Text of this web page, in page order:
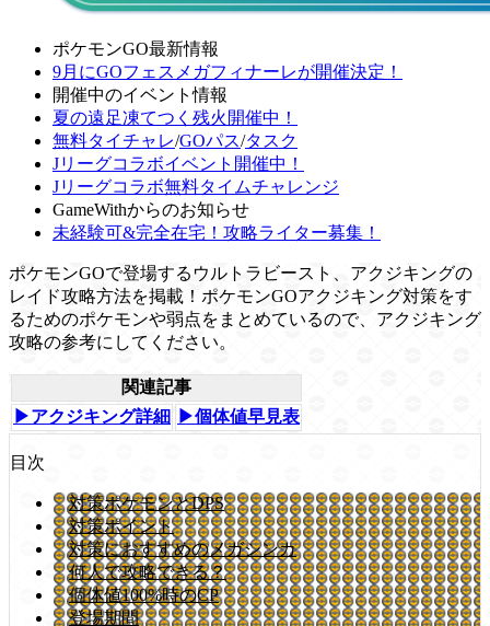
ポケモンGO最新情報
9月にGOフェスメガフィナーレが開催決定！
開催中のイベント情報
夏の遠足凍てつく残火開催中！
無料タイチャレ/GOパス/タスク
Jリーグコラボイベント開催中！
Jリーグコラボ無料タイムチャレンジ
GameWithからのお知らせ
未経験可&完全在宅！攻略ライター募集！
ポケモンGOで登場するウルトラビースト、アクジキングの
レイド攻略方法を掲載！ポケモンGOアクジキング対策をす
るためのポケモンや弱点をまとめているので、アクジキング
攻略の参考にしてください。
関連記事
▶アクジキング詳細
▶個体値早見表
目次
対策ポケモンとDPS
対策ポイント
対策におすすめのメガシンカ
何人で攻略できる？
個体値100%時のCP
登場期間